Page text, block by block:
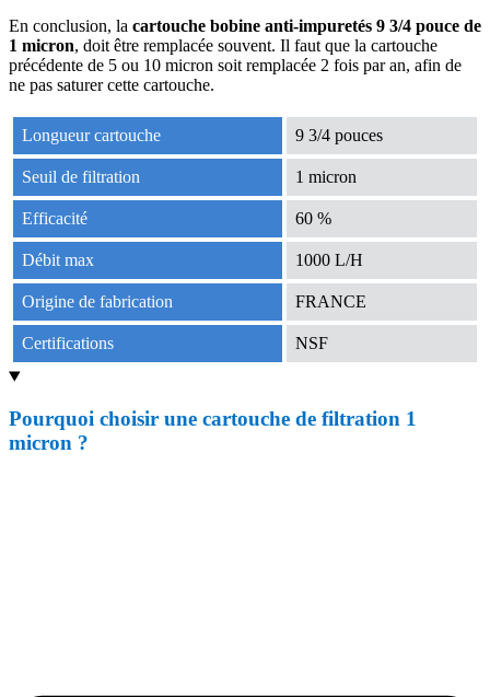
En conclusion, la cartouche bobine anti-impuretés 9 3/4 pouce de
1 micron, doit être remplacée souvent. Il faut que la cartouche
précédente de 5 ou 10 micron soit remplacée 2 fois par an, afin de
ne pas saturer cette cartouche.
Longueur cartouche 9 3/4 pouces
Seuil de filtration 1 micron
Efficacité 60 %
Débit max 1000 L/H
Origine de fabrication FRANCE
Certifications NSF
Pourquoi choisir une cartouche de filtration 1
micron ?